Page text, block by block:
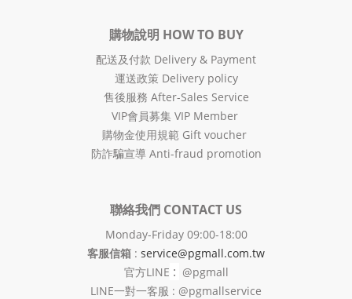
購物說明 HOW TO BUY
配送及付款 Delivery & Payment
運送政策 Delivery policy
售後服務 After-Sales Service
VIP會員募集 VIP Member
購物金使用規範 Gift voucher
防詐騙宣導 Anti-fraud promotion
聯絡我們 CONTACT US
Monday-Friday 09:00-18:00
客服信箱 : service@pgmall.com.tw
官方LINE : @pgmall
LINE一對一客服 : @pgmallservice